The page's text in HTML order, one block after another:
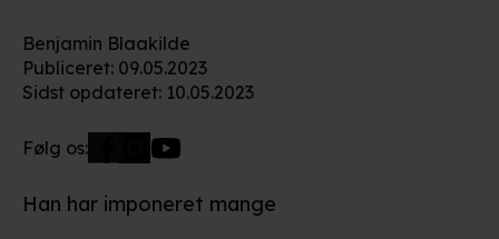
Benjamin Blaakilde
Publiceret: 09.05.2023
Sidst opdateret: 10.05.2023
Følg os:
Han har imponeret mange